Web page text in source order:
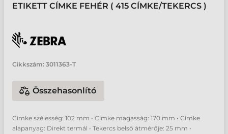
ETIKETT CÍMKE FEHÉR ( 415 CÍMKE/TEKERCS )
Cikkszám: 3011363-T
Összehasonlító
Címke szélesség: 102 mm • Címke magasság: 170 mm • Címke
alapanyag: Direkt termál • Tekercs belső átmérője: 25 mm •